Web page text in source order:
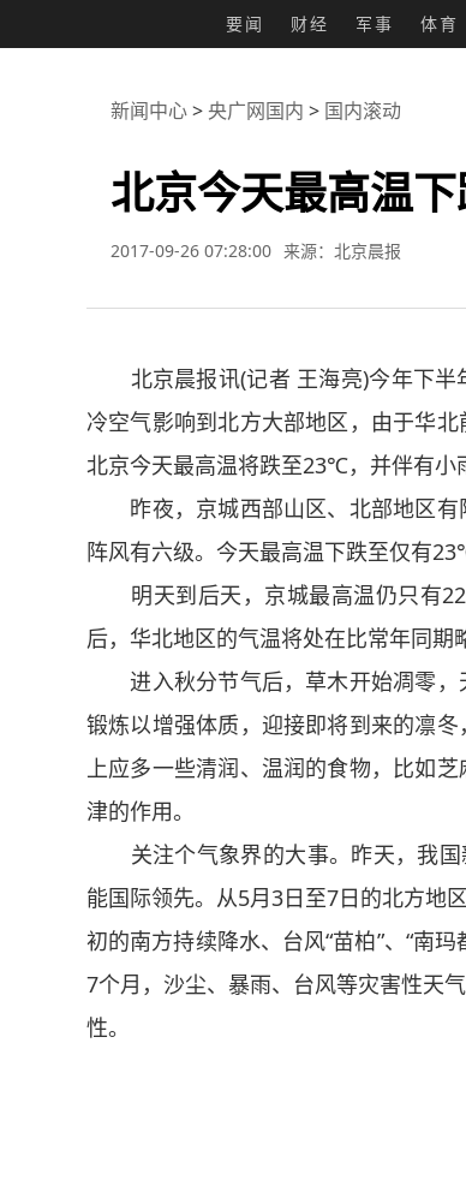
要闻 财经 军事 体育
新闻中心>央广网国内 > 国内滚动
北京今天最高温
2017-09-26 07:28:00 来源：北京晨报
北京晨报讯(记者 王海亮)今年下半
冷空气影响到北方大部地区，由于华
北京今天最高温将跌至23℃，并伴有小
昨夜，京城西部山区、北部地区有
阵风有六级。今天最高温下跌至仅有
明天到后天，京城最高温仍只有
后，华北地区的气温将处在比常年同期
进入秋分节气后，草木开始凋零，
锻炼以增强体质，迎接即将到来的凛
上应多一些清润、温润的食物，比如
津的作用。
关注个气象界的大事。昨天，我国
能国际领先。从5月3日至7日的北方地
初的南方持续降水、台风“苗柏”、“南
7个月，沙尘、暴雨、台风等灾害性天
性。